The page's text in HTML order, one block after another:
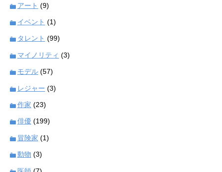
アート (9)
イベント (1)
タレント (99)
マイノリティ (3)
モデル (57)
レジャー (3)
作家 (23)
俳優 (199)
冒険家 (1)
動物 (3)